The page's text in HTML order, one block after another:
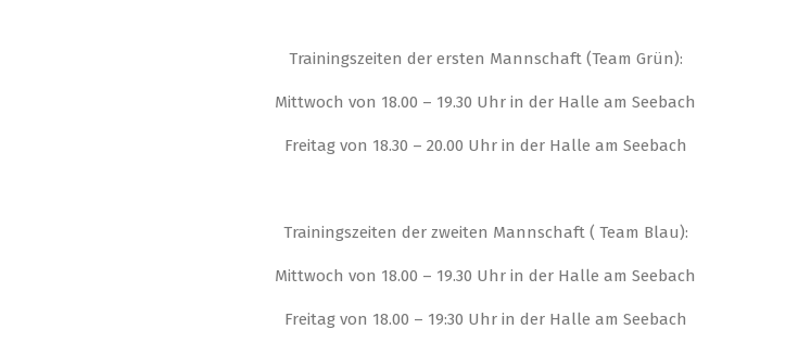
Trainingszeiten der ersten Mannschaft (Team Grün):
Mittwoch von 18.00 – 19.30 Uhr in der Halle am Seebach
Freitag von 18.30 – 20.00 Uhr in der Halle am Seebach
Trainingszeiten der zweiten Mannschaft ( Team Blau):
Mittwoch von 18.00 – 19.30 Uhr in der Halle am Seebach
Freitag von 18.00 – 19:30 Uhr in der Halle am Seebach